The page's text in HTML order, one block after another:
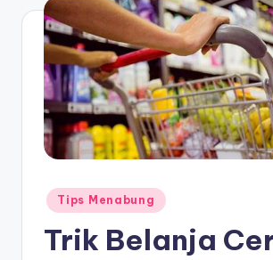
Posted
in
Tips Menabung
Trik Belanja